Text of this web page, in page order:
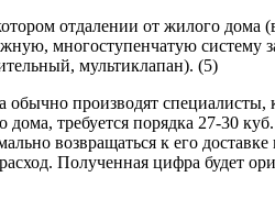
отдалении от жилого
многоступенчатую систему
мультиклапан). (5)
обычно производят
требуется порядка 27-30
возвращаться к его
Полученная цифра будет